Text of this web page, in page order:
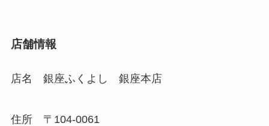
店舗情報
店名 銀座ふくよし 銀座本店
住所 〒104-0061